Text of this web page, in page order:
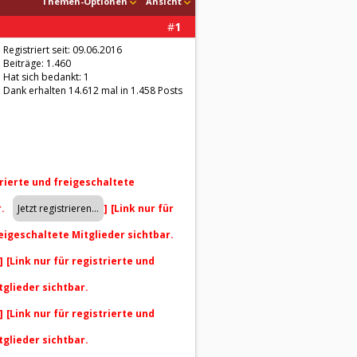
#1
Registriert seit: 09.06.2016
Beiträge: 1.460
Hat sich bedankt: 1
Dank erhalten 14.612 mal in 1.458 Posts
und freigeschaltete
] [Link nur für
Mitglieder sichtbar.
] [Link nur für registrierte und
sichtbar.
] [Link nur für registrierte und
sichtbar.